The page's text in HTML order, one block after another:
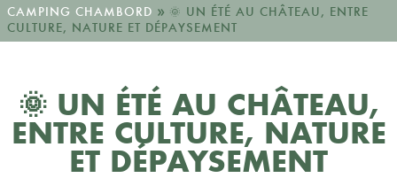
CAMPING CHAMBORD » 🌞 UN ÉTÉ AU CHÂTEAU, ENTRE
CULTURE, NATURE ET DÉPAYSEMENT
🌞 UN ÉTÉ AU CHÂTEAU,
ENTRE CULTURE, NATURE
ET DÉPAYSEMENT